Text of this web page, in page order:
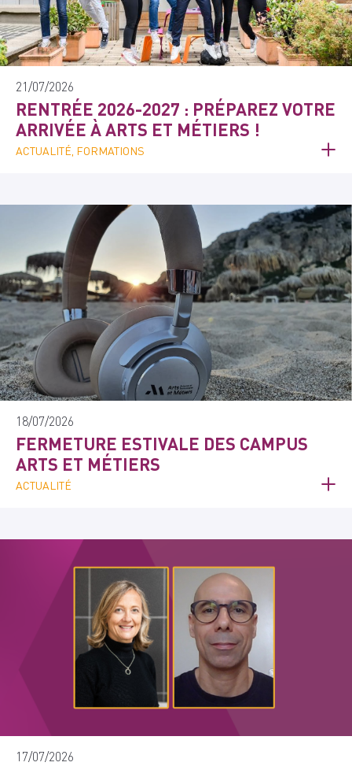
21/07/2026
RENTRÉE 2026-2027 : PRÉPAREZ VOTRE
ARRIVÉE À ARTS ET MÉTIERS !
ACTUALITÉ, FORMATIONS
18/07/2026
FERMETURE ESTIVALE DES CAMPUS
ARTS ET MÉTIERS
ACTUALITÉ
17/07/2026